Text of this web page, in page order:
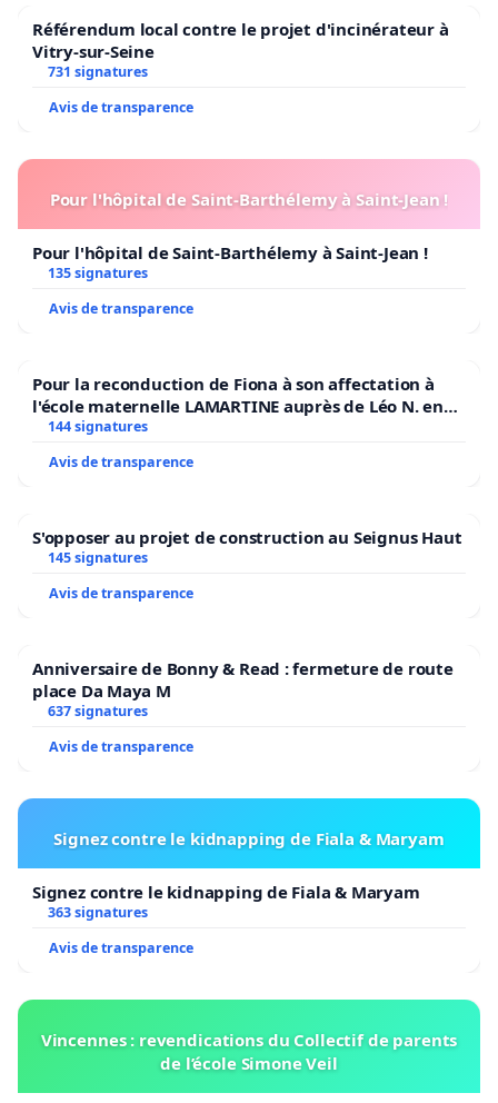
Référendum local contre le projet d'incinérateur à
Vitry-sur-Seine
731 signatures
Avis de transparence
Pour l'hôpital de Saint-Barthélemy à Saint-Jean !
Pour l'hôpital de Saint-Barthélemy à Saint-Jean !
135 signatures
Avis de transparence
Pour la reconduction de Fiona à son affectation à
l'école maternelle LAMARTINE auprès de Léo N. en
2026/2027
144 signatures
Avis de transparence
S'opposer au projet de construction au Seignus Haut
145 signatures
Avis de transparence
Anniversaire de Bonny & Read : fermeture de route
place Da Maya M
637 signatures
Avis de transparence
Signez contre le kidnapping de Fiala & Maryam
Signez contre le kidnapping de Fiala & Maryam
363 signatures
Avis de transparence
Vincennes : revendications du Collectif de parents
de l’école Simone Veil